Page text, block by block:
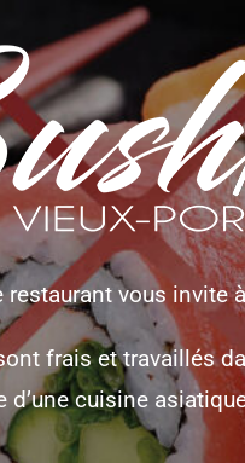
vous
frais et travaillés
d’une cuisine